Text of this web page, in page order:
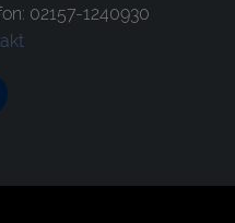
02157-1240930